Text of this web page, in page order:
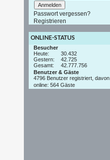
Passwort vergessen?
Registrieren
ONLINE-STATUS
Besucher
Heute:
30.432
Gestern:
42.725
Gesamt:
42.777.756
Benutzer & Gäste
4796 Benutzer registriert, davon
online: 564 Gäste